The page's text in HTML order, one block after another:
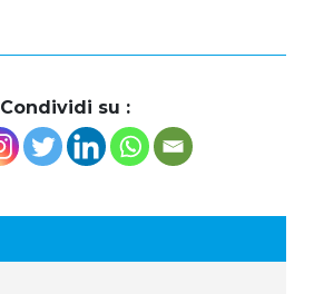
Condividi su :